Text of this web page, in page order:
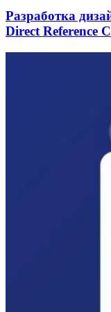
Разработка
Direct Reference